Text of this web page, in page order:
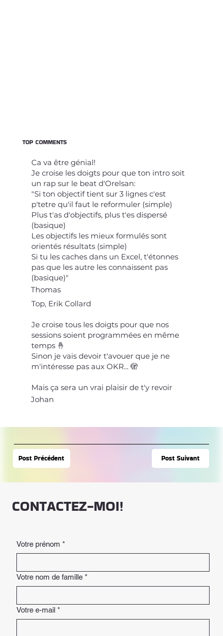
Post Précédent Post Suivant
TOP COMMENTS
Ca va être génial!
Je croise les doigts pour que ton intro soit
un rap sur le beat d'Orelsan:
"Si ton objectif tient sur 3 lignes c'est
p'tetre qu'il faut le reformuler (simple)
Plus t'as d'objectifs, plus t'es dispersé
(basique)
Les objectifs les mieux formulés sont
orientés résultats (simple)
Si tu les caches dans un Excel, t'étonnes
pas que les autre les connaissent pas
(basique)"
Thomas
Top, Erik Collard
Je croise tous les doigts pour que nos
sessions soient programmées en même
temps 🤞
Sinon je vais devoir t'avouer que je ne
m'intéresse pas aux OKR... 🫣
Mais ça sera un vrai plaisir de t'y revoir
Johan
CONTACTEZ-MOI!
Votre prénom *
Votre nom de famille *
Votre e-mail *